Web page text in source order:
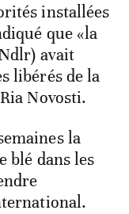
installées
que «la
avait
libérés de la
Novosti.
la
blé dans les